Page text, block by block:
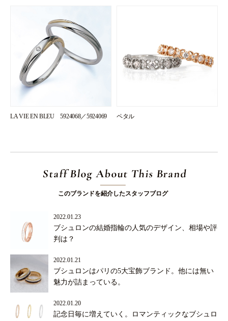
LA VIE EN BLEU 5924068／5924069 ペタル
Staff Blog About This Brand
このブランドを紹介したスタッフブログ
2022.01.23
ブシュロンの結婚指輪の人気のデザイン、相場や評
判は？
2022.01.21
ブシュロンはパリの5大宝飾ブランド。他には無い
魅力が詰まっている。
2022.01.20
記念日毎に増えていく。ロマンティックなブシュロ